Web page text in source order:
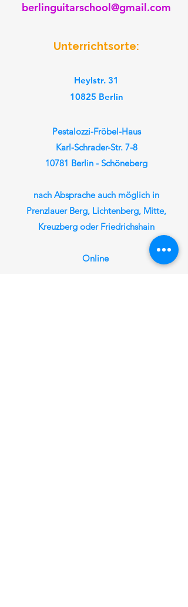
berlinguitarschool@gmail.com
Unterrichtsorte:
Heylstr. 31
10825 Berlin
Pestalozzi-Fröbel-Haus
Karl-Schrader-Str. 7-8
10781 Berlin - Schöneberg
nach Absprache auch möglich in
Prenzlauer Berg, Lichtenberg, Mitte,
Kreuzberg oder Friedrichshain
Online